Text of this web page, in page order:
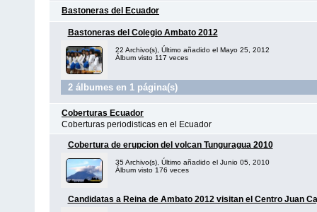
Bastoneras del Ecuador
Bastoneras del Colegio Ambato 2012
22 Archivo(s), Último añadido el Mayo 25, 2012
Álbum visto 117 veces
2 álbumes en 1 página(s)
Coberturas Ecuador
Coberturas periodisticas en el Ecuador
Cobertura de erupcion del volcan Tunguragua 2010
35 Archivo(s), Último añadido el Junio 05, 2010
Álbum visto 176 veces
Candidatas a Reina de Ambato 2012 visitan el Centro Juan